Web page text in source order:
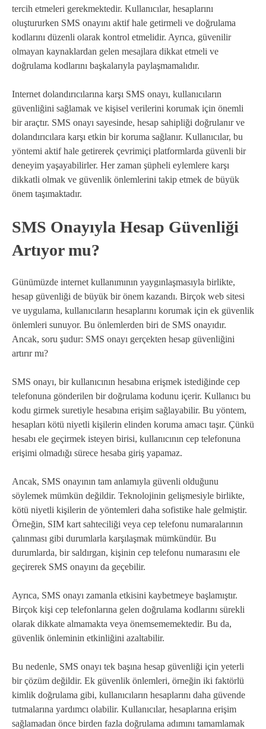
tercih etmeleri gerekmektedir. Kullanıcılar, hesaplarını
oluştururken SMS onayını aktif hale getirmeli ve doğrulama
kodlarını düzenli olarak kontrol etmelidir. Ayrıca, güvenilir
olmayan kaynaklardan gelen mesajlara dikkat etmeli ve
doğrulama kodlarını başkalarıyla paylaşmamalıdır.
Internet dolandırıcılarına karşı SMS onayı, kullanıcıların
güvenliğini sağlamak ve kişisel verilerini korumak için önemli
bir araçtır. SMS onayı sayesinde, hesap sahipliği doğrulanır ve
dolandırıcılara karşı etkin bir koruma sağlanır. Kullanıcılar, bu
yöntemi aktif hale getirerek çevrimiçi platformlarda güvenli bir
deneyim yaşayabilirler. Her zaman şüpheli eylemlere karşı
dikkatli olmak ve güvenlik önlemlerini takip etmek de büyük
önem taşımaktadır.
SMS Onayıyla Hesap Güvenliği
Artıyor mu?
Günümüzde internet kullanımının yaygınlaşmasıyla birlikte,
hesap güvenliği de büyük bir önem kazandı. Birçok web sitesi
ve uygulama, kullanıcıların hesaplarını korumak için ek güvenlik
önlemleri sunuyor. Bu önlemlerden biri de SMS onayıdır.
Ancak, soru şudur: SMS onayı gerçekten hesap güvenliğini
artırır mı?
SMS onayı, bir kullanıcının hesabına erişmek istediğinde cep
telefonuna gönderilen bir doğrulama kodunu içerir. Kullanıcı bu
kodu girmek suretiyle hesabına erişim sağlayabilir. Bu yöntem,
hesapları kötü niyetli kişilerin elinden koruma amacı taşır. Çünkü
hesabı ele geçirmek isteyen birisi, kullanıcının cep telefonuna
erişimi olmadığı sürece hesaba giriş yapamaz.
Ancak, SMS onayının tam anlamıyla güvenli olduğunu
söylemek mümkün değildir. Teknolojinin gelişmesiyle birlikte,
kötü niyetli kişilerin de yöntemleri daha sofistike hale gelmiştir.
Örneğin, SIM kart sahteciliği veya cep telefonu numaralarının
çalınması gibi durumlarla karşılaşmak mümkündür. Bu
durumlarda, bir saldırgan, kişinin cep telefonu numarasını ele
geçirerek SMS onayını da geçebilir.
Ayrıca, SMS onayı zamanla etkisini kaybetmeye başlamıştır.
Birçok kişi cep telefonlarına gelen doğrulama kodlarını sürekli
olarak dikkate almamakta veya önemsememektedir. Bu da,
güvenlik önleminin etkinliğini azaltabilir.
Bu nedenle, SMS onayı tek başına hesap güvenliği için yeterli
bir çözüm değildir. Ek güvenlik önlemleri, örneğin iki faktörlü
kimlik doğrulama gibi, kullanıcıların hesaplarını daha güvende
tutmalarına yardımcı olabilir. Kullanıcılar, hesaplarına erişim
sağlamadan önce birden fazla doğrulama adımını tamamlamak